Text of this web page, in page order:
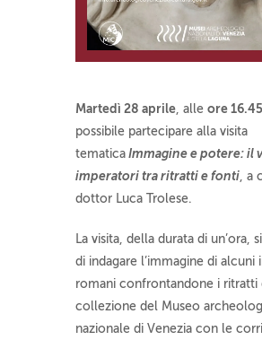
Martedì 28 aprile, alle ore 16.45
possibile partecipare alla visita
tematica Immagine e potere: il
imperatori tra ritratti e fonti, a
dottor Luca Trolese.
La visita, della durata di un’ora,
di indagare l’immagine di alcuni
romani confrontandone i ritratti
collezione del Museo
nazionale di Venezia con le